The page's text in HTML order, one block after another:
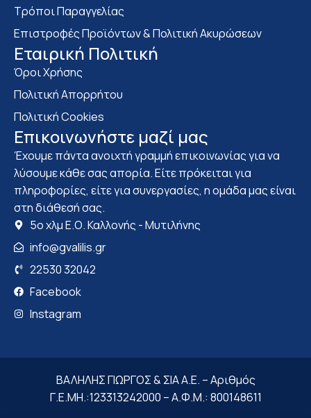
Τρόποι Παραγγελίας
Επιστροφές Προϊόντων & Πολιτική Ακυρώσεων
Eταιρική Πολιτική
Όροι Χρήσης
Πολιτική Απορρήτου
Πολιτική Cookies
Επικοινωνήστε μαζί μας
Έχουμε πάντα ανοιχτή γραμμή επικοινωνίας για να
λύσουμε κάθε σας απορία. Είτε πρόκειται για
πληροφορίες, είτε για συνεργασίες, η ομάδα μας είναι
στη διάθεσή σας.
5ο χλμ Ε.Ο. Καλλονής - Μυτιλήνης
info@gvalilis.gr
22530 32042
Facebook
Instagram
ΒΑΛΗΛΗΣ ΓΙΩΡΓΟΣ & ΣΙΑ Α.Ε. – Αριθμός
Γ.Ε.ΜΗ.:123313242000 – Α.Φ.Μ.: 800148611